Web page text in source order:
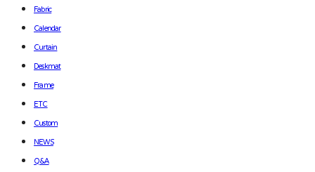
Fabric
Calendar
Curtain
Deskmat
Frame
ETC
Custom
NEWS
Q&A